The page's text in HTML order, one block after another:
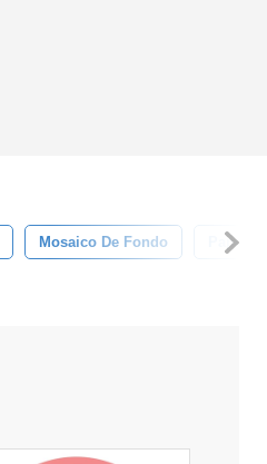
Mosaico De Fondo Papel